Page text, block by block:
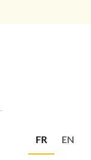
FR EN